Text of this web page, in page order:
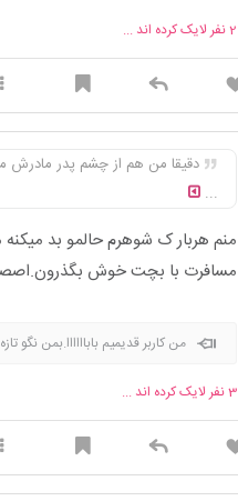
2نفر لایک کرده اند ...
دقیقا من هم از چشم پدر مادرش
...
منم هربار ک شوهرم حالمو بد
مسافرت با بچت خوش
من کاربر قدیمیم باباااااا.بمن نگو
3نفر لایک کرده اند ...